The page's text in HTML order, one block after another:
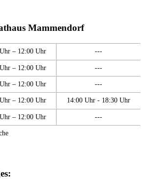
Mammendorf
– 12:00 Uhr ---
– 12:00 Uhr ---
– 12:00 Uhr ---
– 12:00 Uhr 14:00 Uhr - 18:30 Uhr
– 12:00 Uhr ---